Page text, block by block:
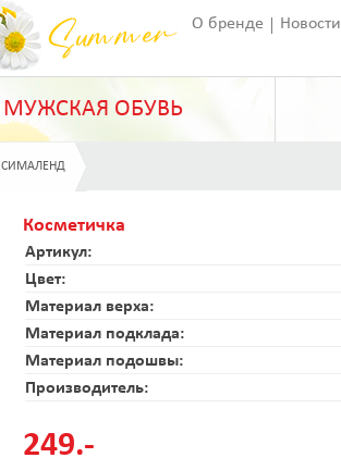
О бренде Новости
МУЖСКАЯ ОБУВЬ
СИМАЛЕНД
Косметичка
Артикул:
Цвет:
Материал верха:
Материал подклада:
Материал подошвы:
Производитель:
249.-